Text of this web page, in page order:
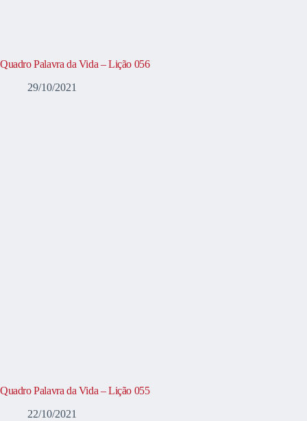
Quadro Palavra da Vida – Lição 056
29/10/2021
Quadro Palavra da Vida – Lição 055
22/10/2021